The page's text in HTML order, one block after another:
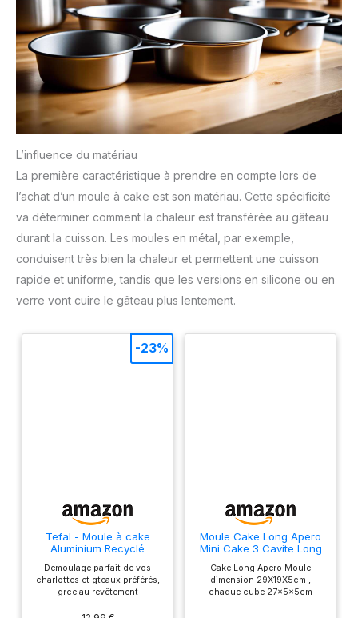
L’influence du matériau
La première caractéristique à prendre en compte lors de
l’achat d’un moule à cake est son matériau. Cette spécificité
va déterminer comment la chaleur est transférée au gâteau
durant la cuisson. Les moules en métal, par exemple,
conduisent très bien la chaleur et permettent une cuisson
rapide et uniforme, tandis que les versions en silicone ou en
verre vont cuire le gâteau plus lentement.
Tefal - Moule à cake
Aluminium Recyclé
cm
Demoulage parfait de vos
charlottes et gteaux préférés,
grce au revêtement
moule Haute resistance et
-23%
Moule Cake Long Apero
Mini Cake 3 Cavite Long
Moule Silicone Gateau
Rectanguilaire 29x19cm
(Rouge)
Cake Long Apero Moule
dimension 29X19X5cm ,
chaque cube 27x5x5cm